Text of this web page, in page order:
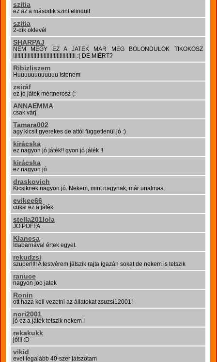
szitia
ez az a második szint elindult
szitia
2-dik oklevél
SHARPAJ
NEM MEGY EZ A JATEK MAR MEG BOLONDULOK TIKOKOSZ
!!!!!!!!!!!!!!!!!!!!!!!!!!!!!!!!!!!!!!!!!!! :( DE MIÉRT?
Ribizliszem
Huuuuuuuuuuuu Istenem
zsiráf
ez jo játék mértnerosz (:
ANNAEMMA
csak várj
Tamara002
agy kicsit gyerekes de attól függetlenül jó :)
kirácska
ez nagyon jó játék!! gyon jó játék !!
kirácska
ez nagyon jó
draskovich
Kicsiknek nagyon jó. Nekem, mint nagynak, már unalmas.
evikee66
cuksi ez a játék
stella201lola
JÓ POFFA
Klancsa
Idabarnával értek egyet.
rekudzsi
szuper!!!! A testvérem játszik rajta igazán sokat de nekem is tetszik
ranuce
nagyon joo jatek
Ronin
ott haza kell vezetni az állatokat zsuzsi12001!
nori2001
jó ez a játék tetszik nekem !
rekakukk
jó!!! :D
vikid
evel legalább 40-szer játszotam